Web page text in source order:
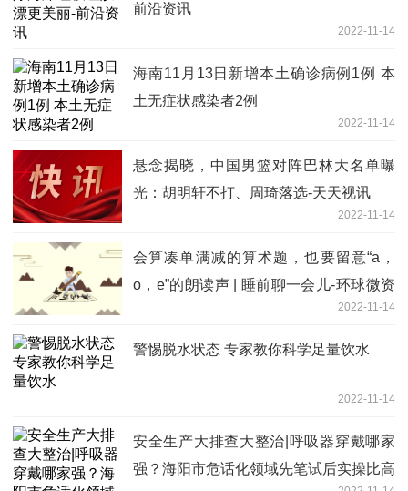
前沿资讯
2022-11-14
海南11月13日新增本土确诊病例1例 本
土无症状感染者2例
2022-11-14
悬念揭晓，中国男篮对阵巴林大名单曝
光：胡明轩不打、周琦落选-天天视讯
2022-11-14
会算凑单满减的算术题，也要留意“a，
o，e”的朗读声 | 睡前聊一会儿-环球微资
2022-11-14
警惕脱水状态 专家教你科学足量饮水
2022-11-14
安全生产大排查大整治|呼吸器穿戴哪家
强？海阳市危话化领域先笔试后实操比高